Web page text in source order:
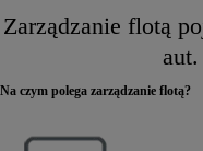
Zarządzanie flotą
Na czym polega zarządzanie flotą?